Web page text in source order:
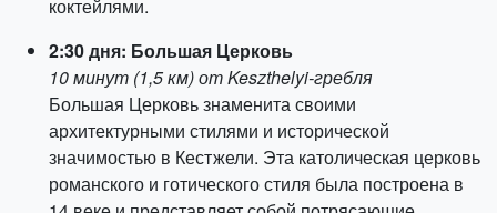
коктейлями.
2:30 дня: Большая Церковь
10 минут (1,5 км) от Keszthelyi-гребля
Большая Церковь знаменита своими
архитектурными стилями и исторической
значимостью в Кестжели. Эта католическая церковь
романского и готического стиля была построена в